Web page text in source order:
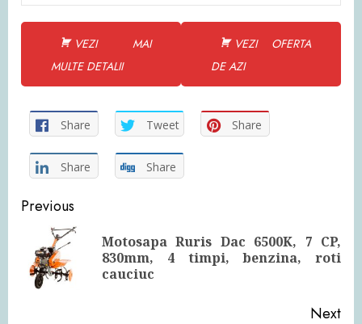
VEZI MAI
MULTE DETALII
VEZI OFERTA
DE AZI
Share Tweet Share
Share Share
Continue
Reading
Previous
Motosapa Ruris Dac 6500K, 7 CP,
830mm, 4 timpi, benzina, roti
cauciuc
Next